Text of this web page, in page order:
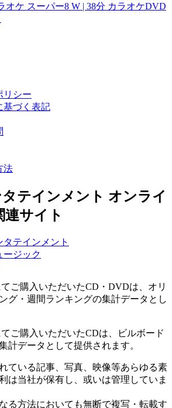
オケ スーパー8 W | 38分 カラオケDVD
リシー
基づく表記
法
テインメント オンライ
連サイト
ご購入いただいたCD・DVDは、オリ
グ・週間ランキングの集計データとし
ご購入いただいたCDは、ビルボード
計データとして提供されます。
ている記事、写真、映像等あらゆる素
は当社が保有し、或いは管理していま
る方法においても無断で複写・転載す